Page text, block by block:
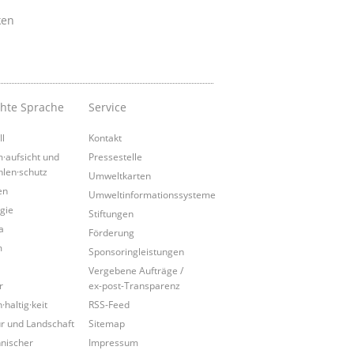
Sprache
und
und Landschaft
Service
Kontakt
Pressestelle
Umweltkarten
Umweltinformationssysteme
Stiftungen
Förderung
Sponsoringleistungen
Vergebene Aufträge /
ex-post-Transparenz
RSS-Feed
Sitemap
Impressum